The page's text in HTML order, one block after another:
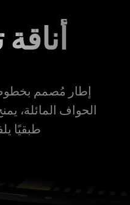
إطار مُصمم
الحواف المائلة،
طبقيًا